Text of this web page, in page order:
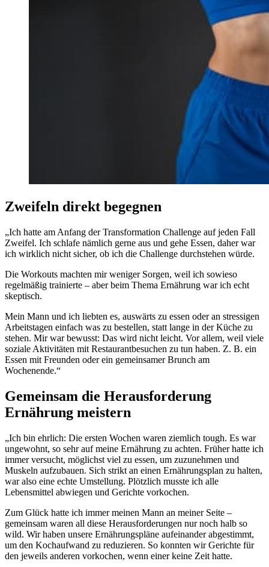
Zweifeln direkt begegnen
„Ich hatte am Anfang der Transformation Challenge auf jeden Fall
Zweifel. Ich schlafe nämlich gerne aus und gehe Essen, daher war
ich wirklich nicht sicher, ob ich die Challenge durchstehen würde.
Die Workouts machten mir weniger Sorgen, weil ich sowieso
regelmäßig trainierte – aber beim Thema Ernährung war ich echt
skeptisch.
Mein Mann und ich liebten es, auswärts zu essen oder an stressigen
Arbeitstagen einfach was zu bestellen, statt lange in der Küche zu
stehen. Mir war bewusst: Das wird nicht leicht. Vor allem, weil viele
soziale Aktivitäten mit Restaurantbesuchen zu tun haben. Z. B. ein
Essen mit Freunden oder ein gemeinsamer Brunch am
Wochenende.“
Gemeinsam die Herausforderung
Ernährung meistern
„Ich bin ehrlich: Die ersten Wochen waren ziemlich tough. Es war
ungewohnt, so sehr auf meine Ernährung zu achten. Früher hatte ich
immer versucht, möglichst viel zu essen, um zuzunehmen und
Muskeln aufzubauen. Sich strikt an einen Ernährungsplan zu halten,
war also eine echte Umstellung. Plötzlich musste ich alle
Lebensmittel abwiegen und Gerichte vorkochen.
Zum Glück hatte ich immer meinen Mann an meiner Seite –
gemeinsam waren all diese Herausforderungen nur noch halb so
wild. Wir haben unsere Ernährungspläne aufeinander abgestimmt,
um den Kochaufwand zu reduzieren. So konnten wir Gerichte für
den jeweils anderen vorkochen, wenn einer keine Zeit hatte.